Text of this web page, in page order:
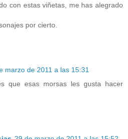
con estas viñetas, me has alegrado
por cierto.
marzo de 2011 a las 15:31
que esas morsas les gusta hacer